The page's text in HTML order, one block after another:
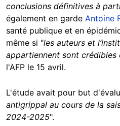
conclusions définitives à
également en garde Antoine
santé publique et en
même si "les auteurs et
appartiennent sont crédibles
l'AFP le 15 avril.
L'étude avait pour but
antigrippal au cours de la
2024-2025".